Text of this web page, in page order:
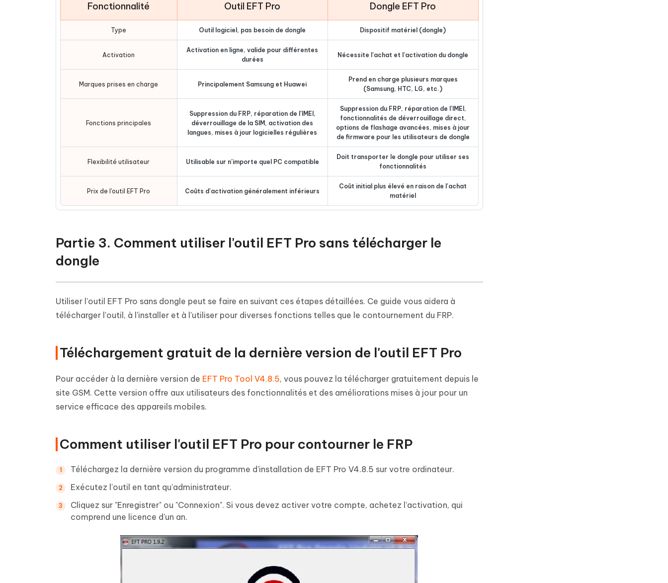
Fonctionnalité Outil EFT Pro Dongle EFT Pro
Type Outil logiciel, pas besoin de dongle Dispositif matériel (dongle)
Activation
Activation en ligne, valide pour différentes
durées
Nécessite l'achat et l'activation du dongle
Marques prises en charge Principalement Samsung et Huawei
Prend en charge plusieurs marques
(Samsung, HTC, LG, etc.)
Fonctions principales
Suppression du FRP, réparation de l'IMEI,
déverrouillage de la SIM, activation des
langues, mises à jour logicielles régulières
Suppression du FRP, réparation de l'IMEI,
fonctionnalités de déverrouillage direct,
options de flashage avancées, mises à jour
de firmware pour les utilisateurs de dongle
Flexibilité utilisateur Utilisable sur n'importe quel PC compatible
Doit transporter le dongle pour utiliser ses
fonctionnalités
Prix de l'outil EFT Pro Coûts d'activation généralement inférieurs
Coût initial plus élevé en raison de l'achat
matériel
Partie 3. Comment utiliser l'outil EFT Pro sans télécharger le
dongle
Utiliser l'outil EFT Pro sans dongle peut se faire en suivant ces étapes détaillées. Ce guide vous aidera à
télécharger l'outil, à l'installer et à l'utiliser pour diverses fonctions telles que le contournement du FRP.
Téléchargement gratuit de la dernière version de l'outil EFT Pro
Pour accéder à la dernière version de EFT Pro Tool V4.8.5, vous pouvez la télécharger gratuitement depuis le
site GSM. Cette version offre aux utilisateurs des fonctionnalités et des améliorations mises à jour pour un
service efficace des appareils mobiles.
Comment utiliser l'outil EFT Pro pour contourner le FRP
Téléchargez la dernière version du programme d'installation de EFT Pro V4.8.5 sur votre ordinateur.
Exécutez l'outil en tant qu'administrateur.
Cliquez sur "Enregistrer" ou "Connexion". Si vous devez activer votre compte, achetez l'activation, qui
comprend une licence d'un an.